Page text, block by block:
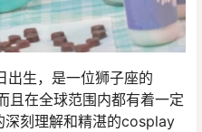
生，是一位狮子座的
且在全球范围内都有着一定
深刻理解和精湛的cosplay